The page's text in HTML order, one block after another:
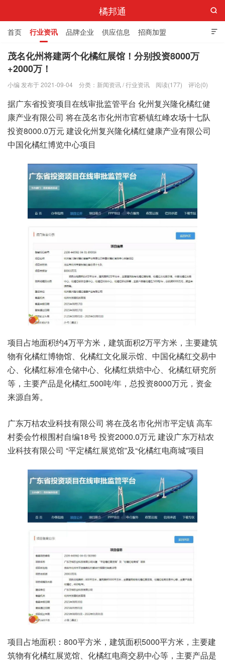
橘邦通

首页 行业资讯 品牌企业 供应信息 招商加盟
标准与产值 化橘红科普 化橘红专卖店

茂名化州将建两个化橘红展馆！分别投资8000万
+2000万！
小编 发布于 2021-09-04 分类： 新闻资讯/行业资讯 阅读(177) 评论(0)
据广东省投资项目在线审批监管平台 化州复兴隆化橘红健
康产业有限公司 将在茂名市化州市官桥镇红峰农场十七队
投资8000.0万元 建设化州复兴隆化橘红健康产业有限公司
中国化橘红博览中心项目
项目占地面积约4万平方米，建筑面积2万平方米，主要建筑
物有化橘红博物馆、化橘红文化展示馆、中国化橘红交易中
心、化橘红标准仓储中心、化橘红烘焙中心、化橘红研究所
等，主要产品是化橘红,500吨/年，总投资8000万元，资金
来源自筹。
广东万桔农业科技有限公司 将在茂名市化州市平定镇 高车
村委会竹根围村自编18号 投资2000.0万元 建设广东万桔农
业科技有限公司 “平定橘红展览馆”及“化橘红电商城”项目
项目占地面积：800平方米，建筑面积5000平方米，主要建
筑物有化橘红展览馆、化橘红电商交易中心等，主要产品是